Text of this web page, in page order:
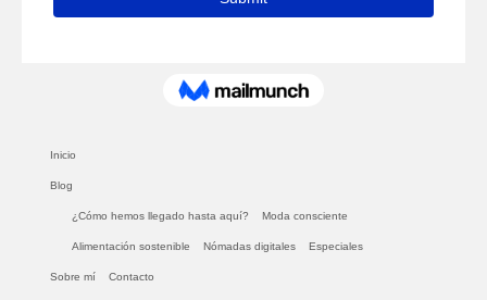
Inicio
Blog
¿Cómo hemos llegado hasta aquí? Moda consciente
Alimentación sostenible Nómadas digitales Especiales
Sobre mí Contacto